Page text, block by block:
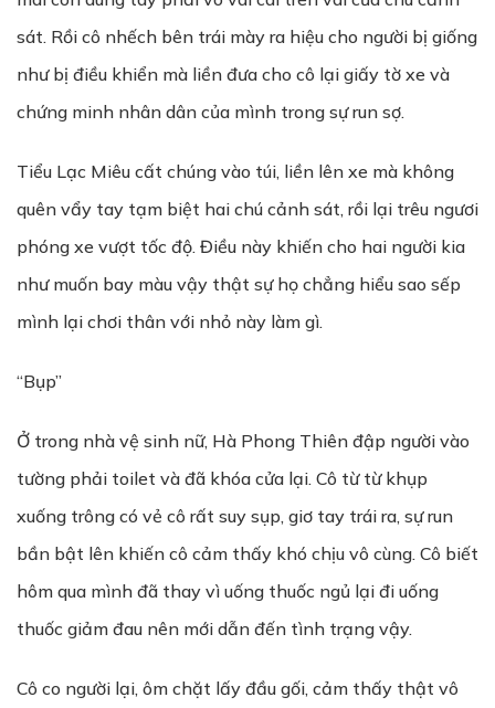
sát. Rồi cô nhếch bên trái mày ra hiệu cho người bị giống
như bị điều khiển mà liền đưa cho cô lại giấy tờ xe và
chứng minh nhân dân của mình trong sự run sợ.
Tiểu Lạc Miêu cất chúng vào túi, liền lên xe mà không
quên vẩy tay tạm biệt hai chú cảnh sát, rồi lại trêu ngươi
phóng xe vượt tốc độ. Điều này khiến cho hai người kia
như muốn bay màu vậy thật sự họ chẳng hiểu sao sếp
mình lại chơi thân với nhỏ này làm gì.
“Bụp”
Ở trong nhà vệ sinh nữ, Hà Phong Thiên đập người vào
tường phải toilet và đã khóa cửa lại. Cô từ từ khụp
xuống trông có vẻ cô rất suy sụp, giơ tay trái ra, sự run
bần bật lên khiến cô cảm thấy khó chịu vô cùng. Cô biết
hôm qua mình đã thay vì uống thuốc ngủ lại đi uống
thuốc giảm đau nên mới dẫn đến tình trạng vậy.
Cô co người lại, ôm chặt lấy đầu gối, cảm thấy thật vô